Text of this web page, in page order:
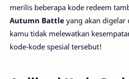
merilis beberapa kode redeem
Autumn Battle yang akan digelar
kamu tidak melewatkan
kode-kode spesial tersebut!